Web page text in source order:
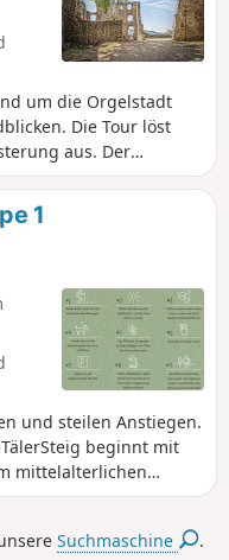
um die Orgelstadt
Die Tour löst
aus. Der
verlockt zu
bis hinüber zum
Kandel ist ein
1
und steilen Anstiegen.
beginnt mit
mittelalterlichen
zum Glottertal hinauf
steil ist: Der Gipfel
Suchmaschine .